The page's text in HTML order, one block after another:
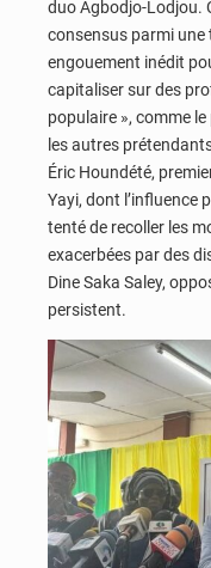
duo Agbodjo-Lodjou.
consensus parmi une
engouement inédit
capitaliser sur des
populaire », comme
les autres
Éric Houndété,
Yayi, dont l’influence
tenté de recoller les
exacerbées par des
Dine Saka Saley,
persistent.